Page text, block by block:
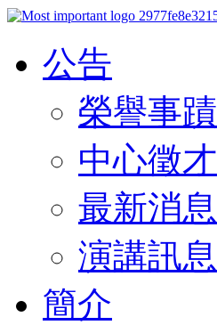
公告
榮譽事蹟
中心徵才
最新消息
演講訊息
簡介